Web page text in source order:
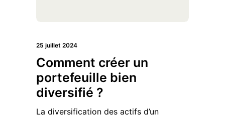
25 juillet 2024
Comment créer un
portefeuille bien
diversifié ?
La diversification des actifs d’un